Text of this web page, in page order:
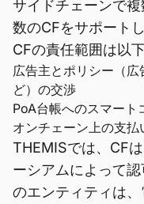
サイドチェーンで
数のCFをサポートし
CFの責任範囲は以
広告主とポリシー（
ど）の交渉
PoA台帳へのスマート
オンチェーン上の支払
THEMISでは、CF
ーシアムによって
のエンティティは、